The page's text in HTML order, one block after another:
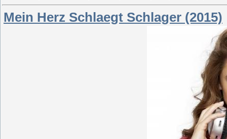
Mein Herz Schlaegt Schlager (2015)